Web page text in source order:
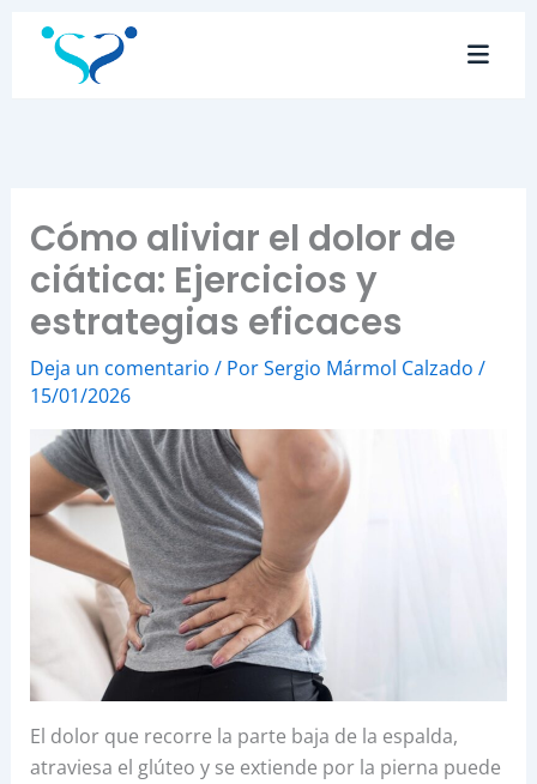
contenido
Cómo aliviar el dolor de
ciática: Ejercicios y
estrategias eficaces
Deja un comentario / PorSergio Mármol Calzado /
15/01/2026
El dolor que recorre la parte baja de la espalda,
atraviesa el glúteo y se extiende por la pierna puede